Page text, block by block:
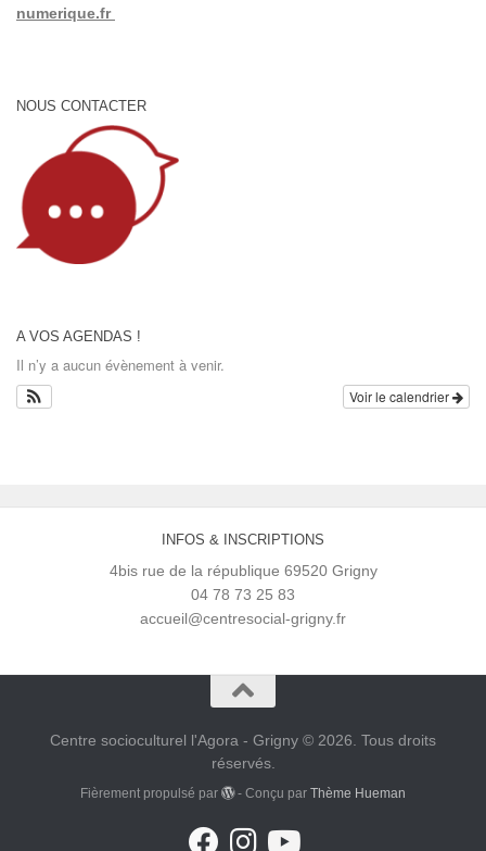
numerique.fr
NOUS CONTACTER
A VOS AGENDAS !
Il n’y a aucun évènement à venir.
Voir le calendrier
INFOS & INSCRIPTIONS
4bis rue de la république 69520 Grigny
04 78 73 25 83
accueil@centresocial-grigny.fr
Centre socioculturel l'Agora - Grigny © 2026. Tous droits
réservés.
Fièrement propulsé par - Conçu parThème Hueman